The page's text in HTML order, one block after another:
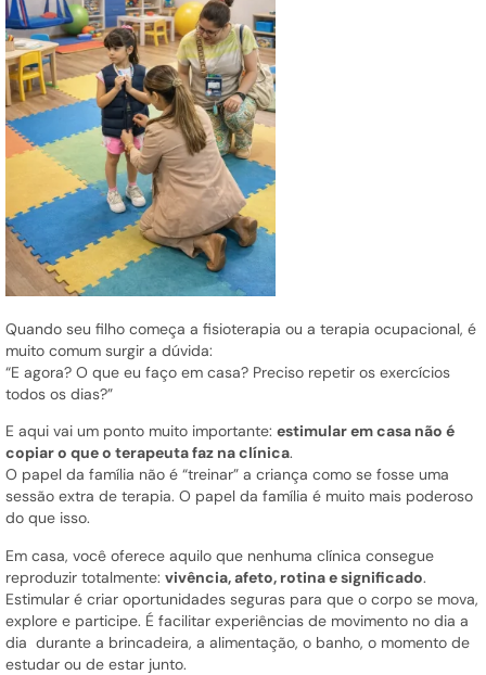
Quando seu filho começa a fisioterapia ou a terapia ocupacional, é
muito comum surgir a dúvida:
“E agora? O que eu faço em casa? Preciso repetir os exercícios
todos os dias?”
E aqui vai um ponto muito importante: estimular em casa não é
copiar o que o terapeuta faz na clínica.
O papel da família não é “treinar” a criança como se fosse uma
sessão extra de terapia. O papel da família é muito mais poderoso
do que isso.
Em casa, você oferece aquilo que nenhuma clínica consegue
reproduzir totalmente: vivência, afeto, rotina e significado.
Estimular é criar oportunidades seguras para que o corpo se mova,
explore e participe. É facilitar experiências de movimento no dia a
dia durante a brincadeira, a alimentação, o banho, o momento de
estudar ou de estar junto.